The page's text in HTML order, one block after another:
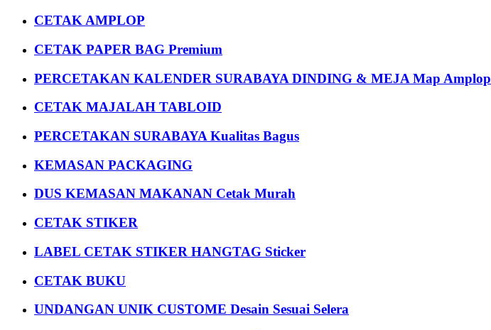
CETAK AMPLOP
CETAK PAPER BAG Premium
PERCETAKAN KALENDER SURABAYA DINDING & MEJA Map Amplop
CETAK MAJALAH TABLOID
PERCETAKAN SURABAYA Kualitas Bagus
KEMASAN PACKAGING
DUS KEMASAN MAKANAN Cetak Murah
CETAK STIKER
LABEL CETAK STIKER HANGTAG Sticker
CETAK BUKU
UNDANGAN UNIK CUSTOME Desain Sesuai Selera